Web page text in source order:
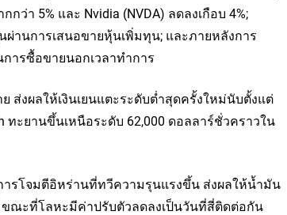
กว่า 5% และ Nvidia (NVDA) ลดลงเกือบ 4%;
านการเสนอขายหุ้นเพิ่มทุน; และภายหลังการ
การซื้อขายนอกเวลาทำการ
ส่งผลให้เงินเยนแตะระดับต่ำสุดครั้งใหม่นับตั้งแต่
ะยานขึ้นเหนือระดับ 62,000 ดอลลาร์ชั่วคราวใน
รโจมตีอิหร่านที่ทวีความรุนแรงขึ้น ส่งผลให้น้ำมัน
ขณะที่โลหะมีค่าปรับตัวลดลงเป็นวันที่สี่ติดต่อกัน